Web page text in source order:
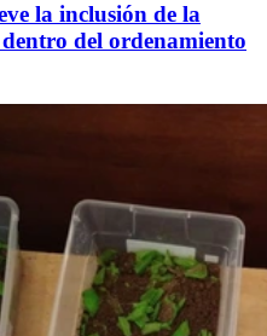
la inclusión de la
del ordenamiento